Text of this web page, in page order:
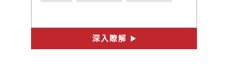
深入瞭解